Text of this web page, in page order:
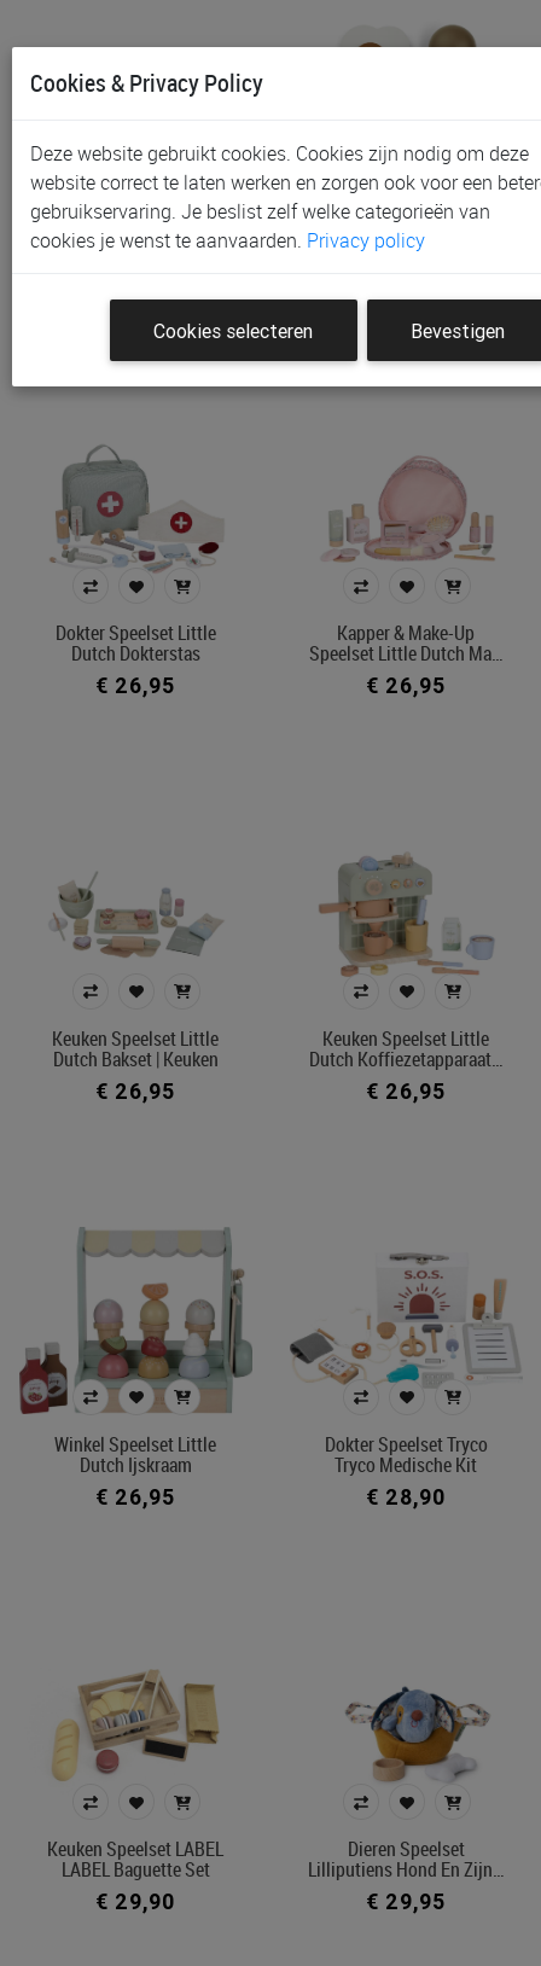
Winkel Speelset Little
Dutch Kassa
Keuken Speelset Liewood
Fernandes
Dokter Speelset Little
Dutch Dokterstas
€ 26,95
Kapper & Make-Up
Speelset Little Dutch Ma…
€ 26,95
Keuken Speelset Little
Dutch Bakset | Keuken
€ 26,95
Keuken Speelset Little
Dutch Koffiezetapparaat…
€ 26,95
Winkel Speelset Little
Dutch Ijskraam
€ 26,95
Dokter Speelset Tryco
Tryco Medische Kit
€ 28,90
Keuken Speelset LABEL
LABEL Baguette Set
€ 29,90
Dieren Speelset
Lilliputiens Hond En Zijn…
€ 29,95
Cookies & Privacy Policy
Deze website gebruikt cookies. Cookies zijn nodig om deze
website correct te laten werken en zorgen ook voor een
gebruikservaring. Je beslist zelf welke categorieën van
cookies je wenst te aanvaarden. Privacy policy
Cookies selecteren Bevestigen